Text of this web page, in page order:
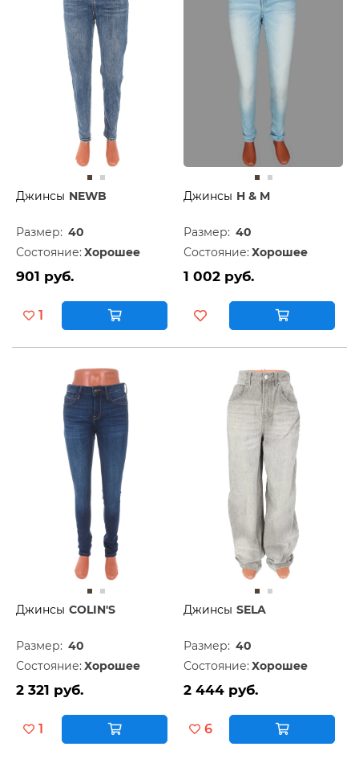
Джинсы NEWB
Размер: 40
Состояние: Хорошее
901 руб.
1
Джинсы H & M
Размер: 40
Состояние: Хорошее
1 002 руб.
Джинсы COLIN'S
Размер: 40
Состояние: Хорошее
2 321 руб.
1
Джинсы SELA
Размер: 40
Состояние: Хорошее
2 444 руб.
6